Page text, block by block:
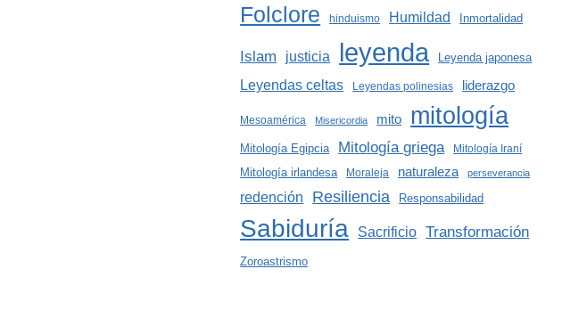
Folclore hinduismo Humildad Inmortalidad
Islam justicia leyenda Leyenda japonesa
Leyendas celtas Leyendas polinesias liderazgo
Mesoamérica Misericordia mito mitología
Mitología Egipcia Mitología griega Mitología Iraní
Mitología irlandesa Moraleja naturaleza perseverancia
redención Resiliencia Responsabilidad
Sabiduría Sacrificio Transformación
Zoroastrismo